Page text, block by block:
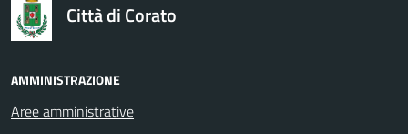
Città di Corato
AMMINISTRAZIONE
Aree amministrative